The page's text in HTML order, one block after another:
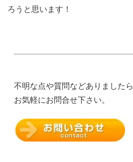
ろうと思います！
不明な点や質問などありましたら
お気軽にお問合せ下さい。